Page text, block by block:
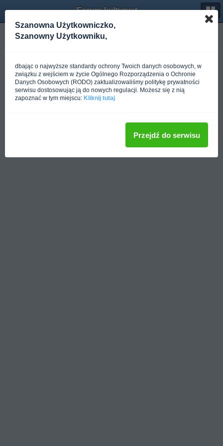
Forum-kulturystyka.pl
Pełna wersja
Szanowna Użytkowniczko,
Szanowny Użytkowniku,
dbając o najwyższe standardy ochrony Twoich danych osobowych, w
związku z wejściem w życie Ogólnego Rozporządzenia o Ochronie
Danych Osobowych (RODO) zaktualizowaliśmy politykę prywatności
serwisu dostosowując ją do nowych regulacji. Możesz się z nią
zapoznać w tym miejscu: Kliknij tutaj
Przejdź do serwisu